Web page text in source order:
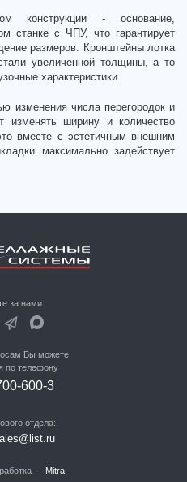
конструкции - основание,
станке с ЧПУ, что гарантирует
размеров. Кронштейны лотка
увеличенной толщины, а то
характеристики.
изменения числа перегородок и
изменять ширину и количество
вместе с эстетичным внешним
максимально задействует
за нами:
Вы можете
по телефону
600-3
отдела:
— Mitra